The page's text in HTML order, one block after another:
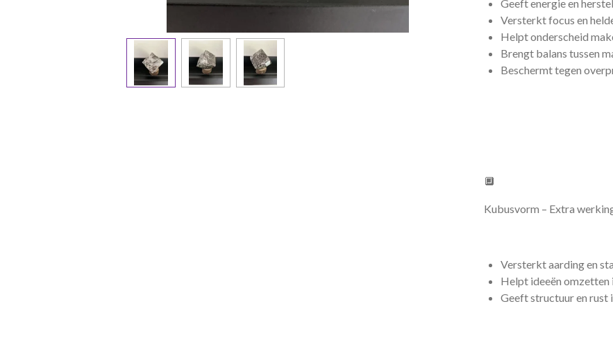
Geeft energie en
Versterkt focus en
Helpt onderscheid
Brengt balans tussen
Beschermt tegen
🔲
Kubusvorm – Extra
Versterkt aarding en
Helpt ideeën omzetten
Geeft structuur en rust